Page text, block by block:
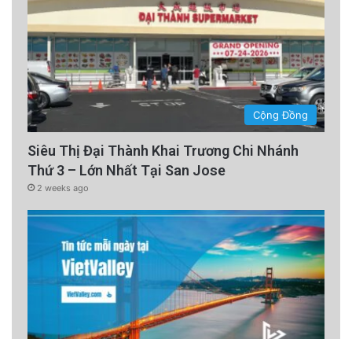
Cộng Đồng
Siêu Thị Đại Thành Khai Trương Chi Nhánh
Thứ 3 – Lớn Nhất Tại San Jose
2 weeks ago